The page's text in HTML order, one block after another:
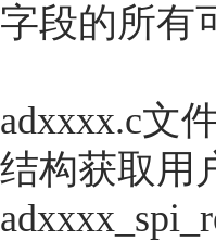
字段的所有
adxxxx.c文
结构获取用